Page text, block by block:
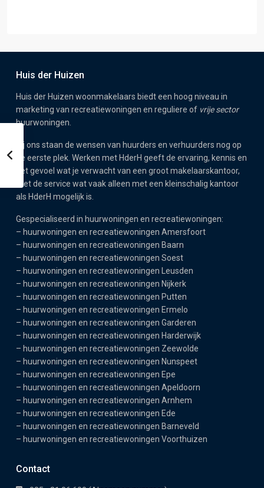
Huis der Huizen
Huis der Huizen woonmakelaars biedt een hoog niveau in
marketing van recreatiewoningen en reguliere of vrije sector
huurwoningen.
Bij ons staan de wensen van huurders en verhuurders nog op
de eerste plek. Werken met HderH geeft de ervaring, kennis en
het gevoel wat je verwacht van een groot makelaarskantoor,
met de service wat vaak alleen met een kleinschalig kantoor
als HderH mogelijk is.
Gespecialiseerd in huurwoningen en recreatiewoningen:
– huurwoningen en recreatiewoningen Amersfoort
– huurwoningen en recreatiewoningen Baarn
– huurwoningen en recreatiewoningen Soest
– huurwoningen en recreatiewoningen Leusden
– huurwoningen en recreatiewoningen Nijkerk
– huurwoningen en recreatiewoningen Putten
– huurwoningen en recreatiewoningen Ermelo
– huurwoningen en recreatiewoningen Garderen
– huurwoningen en recreatiewoningen Harderwijk
– huurwoningen en recreatiewoningen Zeewolde
– huurwoningen en recreatiewoningen Nunspeet
– huurwoningen en recreatiewoningen Epe
– huurwoningen en recreatiewoningen Apeldoorn
– huurwoningen en recreatiewoningen Arnhem
– huurwoningen en recreatiewoningen Ede
– huurwoningen en recreatiewoningen Barneveld
– huurwoningen en recreatiewoningen Voorthuizen
Contact